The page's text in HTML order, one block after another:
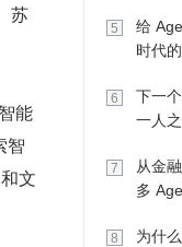
苏
能
智
文
5
给
时代
6
下一
一人
7
从金
多
8 为什